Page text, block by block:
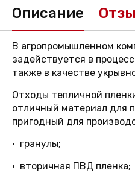
Описание
В агропромышленном
задействуется в
также в качестве
Отходы тепличной
отличный материал для
пригодный для
• гранулы;
• вторичная ПВД пленка;